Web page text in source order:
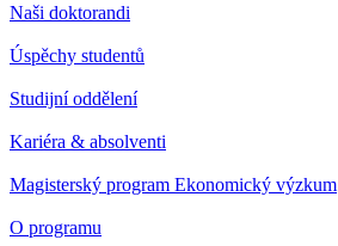
Naši doktorandi
Úspěchy studentů
Studijní oddělení
Kariéra & absolventi
Magisterský program Ekonomický výzkum
O programu